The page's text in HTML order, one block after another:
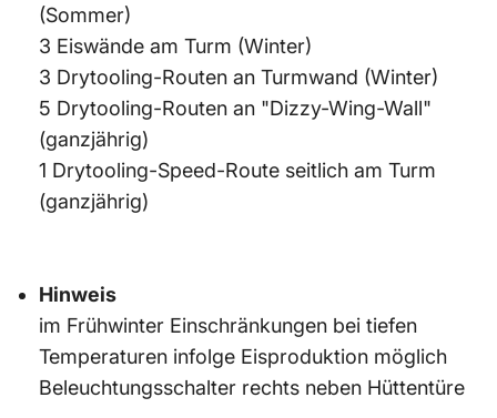
(Sommer)
3 Eiswände am Turm (Winter)
3 Drytooling-Routen an Turmwand (Winter)
5 Drytooling-Routen an "Dizzy-Wing-Wall"
(ganzjährig)
1 Drytooling-Speed-Route seitlich am Turm
(ganzjährig)
Hinweis
im Frühwinter Einschränkungen bei tiefen
Temperaturen infolge Eisproduktion möglich
Beleuchtungsschalter rechts neben Hüttentüre